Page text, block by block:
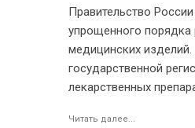
Правительство
упрощенного порядка
медицинских
государственной
лекарственных
Читать далее...